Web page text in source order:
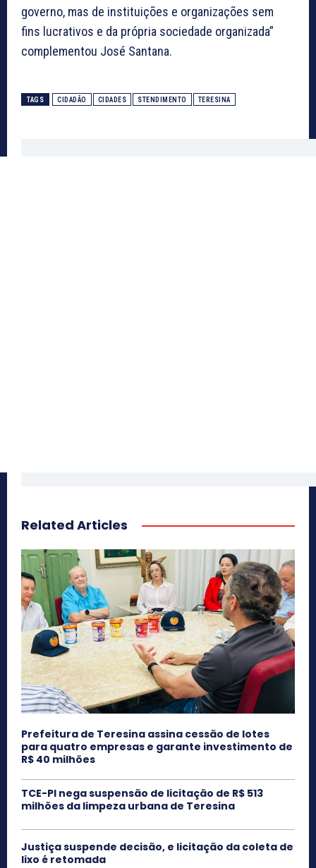
governo, mas de instituições e organizações sem
fins lucrativos e da própria sociedade organizada”
complementou José Santana.
TAGS CIDADÃO CIDADES STENDIMENTO TERESINA
Related Articles
Prefeitura de Teresina assina cessão de lotes
para quatro empresas e garante investimento de
R$ 40 milhões
TCE-PI nega suspensão de licitação de R$ 513
milhões da limpeza urbana de Teresina
Justiça suspende decisão, e licitação da coleta de
lixo é retomada